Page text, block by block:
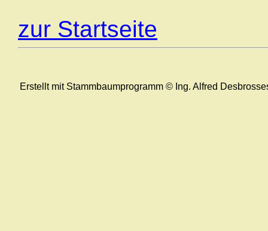
zur Startseite
Erstellt mit Stammbaumprogramm © Ing. Alfred